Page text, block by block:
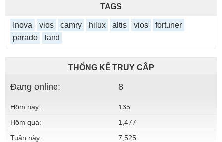
TAGS
Inova vios camry hilux altis vios
fortuner
parado
land
THỐNG KÊ TRUY CẬP
Đang online: 8
Hôm nay:
135
Hôm qua:
1,477
Tuần này:
7,525